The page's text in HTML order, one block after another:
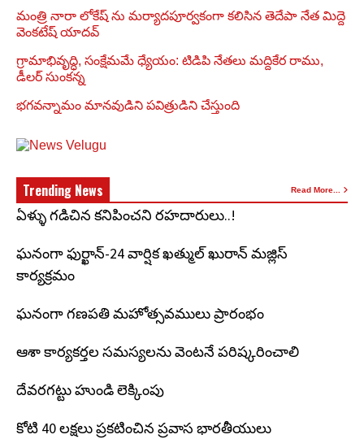
మంత్రి నారా లోకేష్ ను మర్యాదపూర్వకంగా కలిసిన తెదేపా నేత మిద్దె
వెంకటేష్ యాదవ్
గ్రామాభివృద్ధి, సంక్షేమమే ధ్యేయం: టిడిపి నేతలు మద్దికేర రాము,
డీలర్ సుంకన్న
భగవన్నామం మానవుడిని పవిత్రుడిని చేస్తుంది
Trending News Read More...
ఏళ్ళు గడిచిన కనిపించని రహదారులు..!
ఘనంగా ఫుర్ఖాన్-24 వార్షిక ఖత్ముల్ ఖురాన్ మజ్లిస్
కార్యక్రమం
ఘనంగా గణపతి మహోత్సవములు ప్రారంభం
ఆశా కార్యకర్తల సమస్యలను వెంటనే పరిష్కరించాలి
దేవరగట్టు హుండి లెక్కింపు
కోటి 40 లక్షలు ప్రకటించిన ప్రవాస భారతీయులు